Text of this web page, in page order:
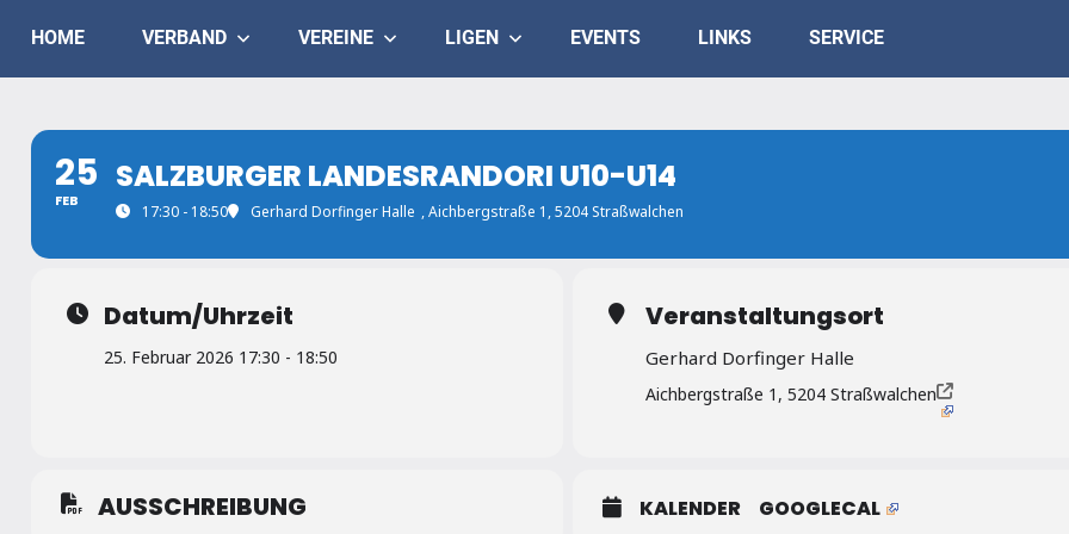
content
Judo
Salzburg
HOME VERBAND VEREINE LIGEN EVENTS LINKS SERVICE
25
FEB
SALZBURGER LANDESRANDORI U10-U14
17:30 - 18:50 Gerhard Dorfinger Halle , Aichbergstraße 1, 5204 Straßwalchen
Datum/Uhrzeit
25. Februar 2026 17:30 - 18:50
Veranstaltungsort
Gerhard Dorfinger Halle
Aichbergstraße 1, 5204 Straßwalchen
AUSSCHREIBUNG KALENDER GOOGLECAL